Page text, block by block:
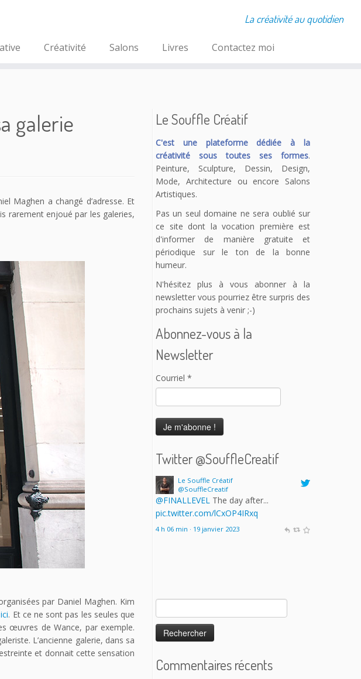
La créativité au quotidien
Créativité Salons Livres Contactez moi
galerie
Maghen a changé d’adresse. Et
rarement enjoué par les galeries,
par Daniel Maghen. Kim
. Et ce ne sont pas les seules que
œuvres de Wance, par exemple.
L’ancienne galerie, dans sa
et donnait cette sensation
Le Souffle Créatif
C'est une plateforme dédiée à la
créativité sous toutes ses formes.
Peinture, Sculpture, Dessin, Design,
Mode, Architecture ou encore Salons
Artistiques.
Pas un seul domaine ne sera oublié sur
ce site dont la vocation première est
d'informer de manière gratuite et
périodique sur le ton de la bonne
humeur.
N'hésitez plus à vous abonner à la
newsletter vous pourriez être surpris des
prochains sujets à venir ;-)
Abonnez-vous à la
Newsletter
Courriel *
Twitter @SouffleCreatif
Le Souffle Créatif
@SouffleCreatif
@PETA_France @LVMH 400 milliards
d'euros...pic.twitter.com/O30RnFjCho
7 h 49 min · 18 janvier 2023
Rechercher :
Commentaires récents